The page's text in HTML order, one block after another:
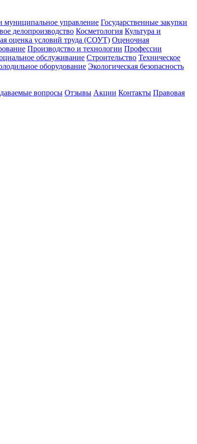
муниципальное управление Государственные закупки
делопроизводство Косметология Культура и
оценка условий труда (СОУТ) Оценочная
Производство и технологии Профессии
обслуживание Строительство Техническое
оборудование Экологическая безопасность
вопросы Отзывы Акции Контакты Правовая